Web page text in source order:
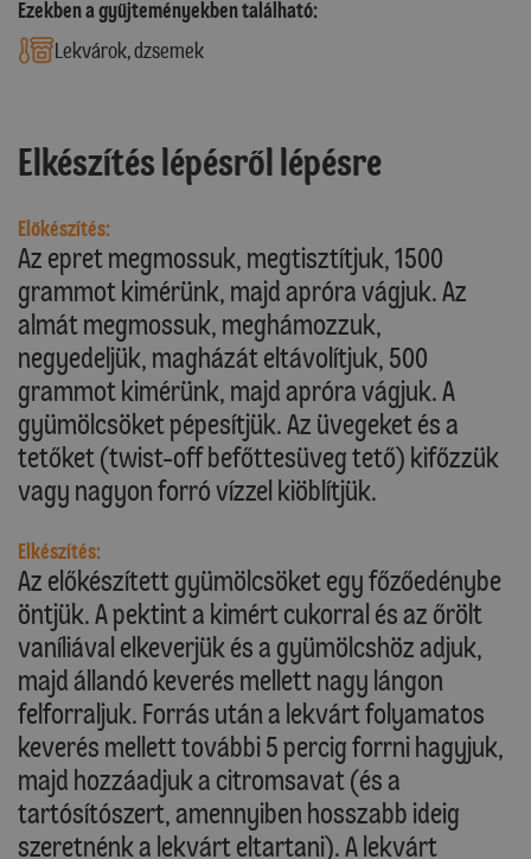
Ezekben a gyűjteményekben található:
Lekvárok, dzsemek
Elkészítés lépésről lépésre
Előkészítés:
Az epret megmossuk, megtisztítjuk, 1500
grammot kimérünk, majd apróra vágjuk. Az
almát megmossuk, meghámozzuk,
negyedeljük, magházát eltávolítjuk, 500
grammot kimérünk, majd apróra vágjuk. A
gyümölcsöket pépesítjük. Az üvegeket és a
tetőket (twist-off befőttesüveg tető) kifőzzük
vagy nagyon forró vízzel kiöblítjük.
Elkészítés:
Az előkészített gyümölcsöket egy főzőedénybe
öntjük. A pektint a kimért cukorral és az őrölt
vaníliával elkeverjük és a gyümölcshöz adjuk,
majd állandó keverés mellett nagy lángon
felforraljuk. Forrás után a lekvárt folyamatos
keverés mellett további 5 percig forrni hagyjuk,
majd hozzáadjuk a citromsavat (és a
tartósítószert, amennyiben hosszabb ideig
szeretnénk a lekvárt eltartani). A lekvárt